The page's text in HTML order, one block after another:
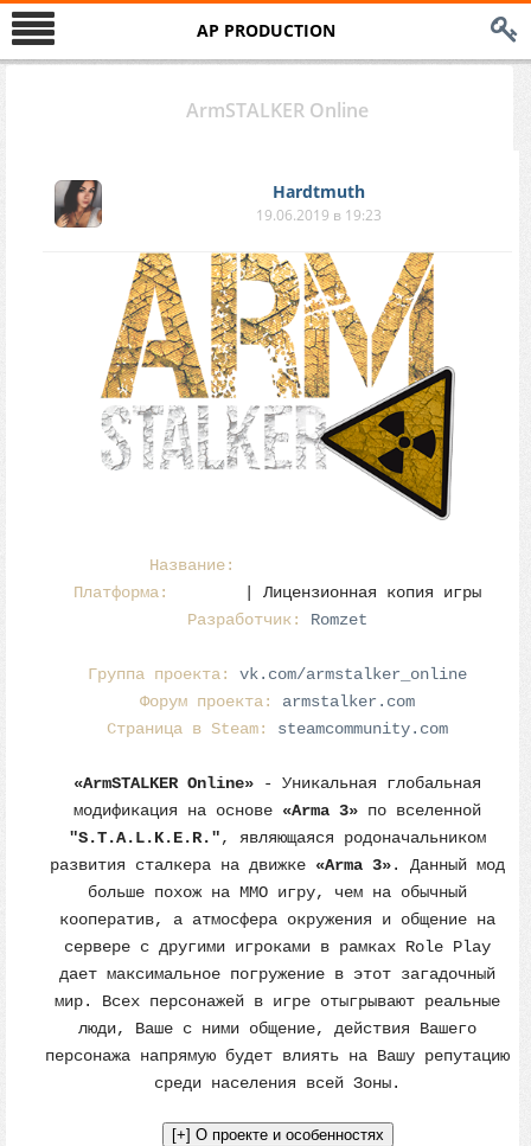
AP PRODUCTION
ArmSTALKER Оnline
Hardtmuth
19.06.2019 в 19:23
Название:
Платформа:
| Лицензионная копия игры
Разработчик:
Romzet
Группа проекта:
vk.com/armstalker_online
Форум проекта:
armstalker.com
Страница в Steam:
steamcommunity.com
«ArmSTALKER Оnline» - Уникальная глобальная
модификация на основе «Arma 3» по вселенной
"S.T.A.L.K.E.R.", являющаяся родоначальником
развития сталкера на движке «Arma 3». Данный мод
больше похож на MMO игру, чем на обычный
кооператив, а атмосфера окружения и общение на
сервере с другими игроками в рамках Role Play
дает максимальное погружение в этот загадочный
мир. Всех персонажей в игре отыгрывают реальные
люди, Ваше с ними общение, действия Вашего
персонажа напрямую будет влиять на Вашу репутацию
среди населения всей Зоны.